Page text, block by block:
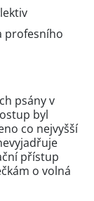
profesního
psány v
byl
co nejvyšší
přístup
o volná